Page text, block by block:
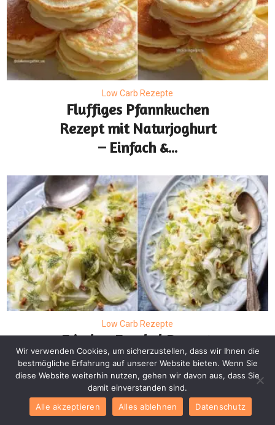
Low Carb Rezepte
Fluffiges Pfannkuchen
Rezept mit Naturjoghurt
– Einfach &...
Low Carb Rezepte
Frisches Fenchel Rezept:
Einfacher Low Carb
Fenchelsalat mit 6...
Wir verwenden Cookies, um sicherzustellen, dass wir Ihnen die
bestmögliche Erfahrung auf unserer Website bieten. Wenn Sie
diese Website weiterhin nutzen, gehen wir davon aus, dass Sie
damit einverstanden sind.
Alle akzeptieren
Alles ablehnen Datenschutz